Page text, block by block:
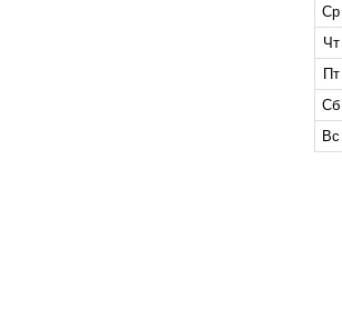
Ср
Чт
Пт
Сб
Вс